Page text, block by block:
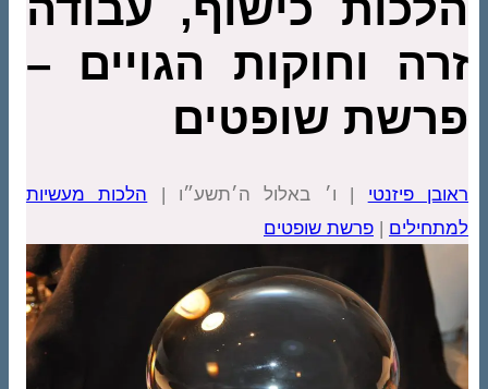
זרה וחוקות הגויים –
פרשת שופטים
ראובן פיזנטי | ו׳ באלול ה׳תשע״ו | הלכות מעשיות
למתחילים | פרשת שופטים